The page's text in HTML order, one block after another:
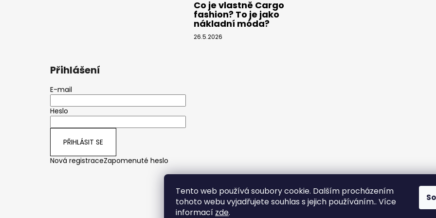
Tento web používá soubory cookie. Dalším procházením
tohoto webu vyjadřujete souhlas s jejich používáním.. Více
informací zde.
Co je vlastně Cargo
fashion? To je jako
nákladní móda?
26.5.2026
Přihlášení
E-mail
Heslo
PŘIHLÁSIT SE
Nová registraceZapomenuté heslo
yps